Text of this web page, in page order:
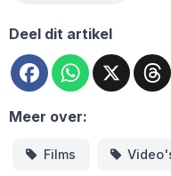
Deel dit artikel
FacebookWhatsApp
X
Meer over:
Films